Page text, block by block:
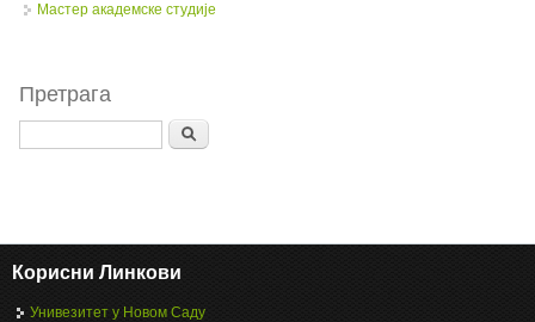
Мастер академске студије
Претрага
Search
Корисни Линкови
Унивезитет у Новом Саду